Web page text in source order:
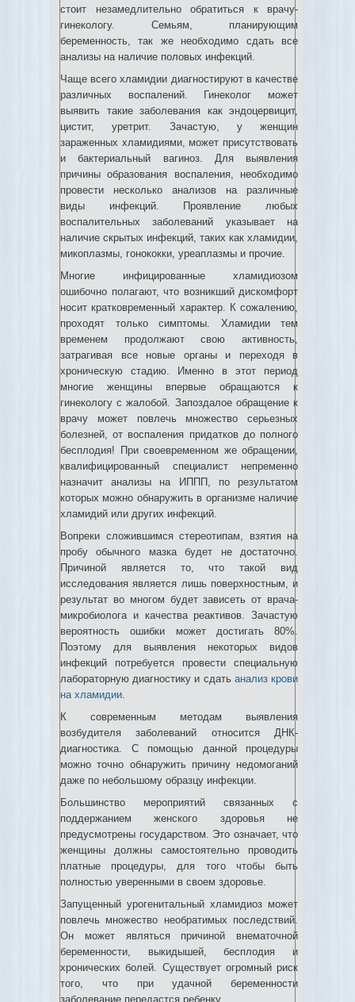
стоит незамедлительно обратиться к врачу-
гинекологу. Семьям, планирующим
беременность, так же необходимо сдать все
анализы на наличие половых инфекций.
Чаще всего хламидии диагностируют в качестве
различных воспалений. Гинеколог может
выявить такие заболевания как эндоцервицит,
цистит, уретрит. Зачастую, у женщин
зараженных хламидиями, может присутствовать
и бактериальный вагиноз. Для выявления
причины образования воспаления, необходимо
провести несколько анализов на различные
виды инфекций. Проявление любых
воспалительных заболеваний указывает на
наличие скрытых инфекций, таких как хламидии,
микоплазмы, гонококки, уреаплазмы и прочие.
Многие инфицированные хламидиозом
ошибочно полагают, что возникший дискомфорт
носит кратковременный характер. К сожалению,
проходят только симптомы. Хламидии тем
временем продолжают свою активность,
затрагивая все новые органы и переходя в
хроническую стадию. Именно в этот период
многие женщины впервые обращаются к
гинекологу с жалобой. Запоздалое обращение к
врачу может повлечь множество серьезных
болезней, от воспаления придатков до полного
бесплодия! При своевременном же обращении,
квалифицированный специалист непременно
назначит анализы на ИППП, по результатом
которых можно обнаружить в организме наличие
хламидий или других инфекций.
Вопреки сложившимся стереотипам, взятия на
пробу обычного мазка будет не достаточно.
Причиной является то, что такой вид
исследования является лишь поверхностным, и
результат во многом будет зависеть от врача-
микробиолога и качества реактивов. Зачастую
вероятность ошибки может достигать 80%.
Поэтому для выявления некоторых видов
инфекций потребуется провести специальную
лабораторную диагностику и сдать анализ крови
на хламидии.
К современным методам выявления
возбудителя заболеваний относится ДНК-
диагностика. С помощью данной процедуры
можно точно обнаружить причину недомоганий
даже по небольшому образцу инфекции.
Большинство мероприятий связанных с
поддержанием женского здоровья не
предусмотрены государством. Это означает, что
женщины должны самостоятельно проводить
платные процедуры, для того чтобы быть
полностью уверенными в своем здоровье.
Запущенный урогенитальный хламидиоз может
повлечь множество необратимых последствий.
Он может являться причиной внематочной
беременности, выкидышей, бесплодия и
хронических болей. Существует огромный риск
того, что при удачной беременности
заболевание передастся ребенку.